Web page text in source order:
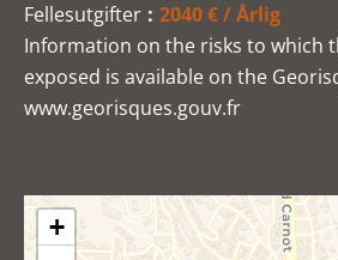
Fellesutgifter
2040 € / Årlig
Information on the risks to which
exposed is available on the
www.georisques.gouv.fr
+